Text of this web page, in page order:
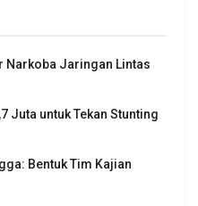
Narkoba Jaringan Lintas
Juta untuk Tekan Stunting
Bentuk Tim Kajian